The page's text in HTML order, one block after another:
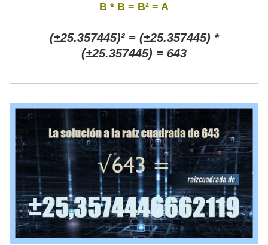
B * B = B² = A
(±25.357445)² = (±25.357445) *
(±25.357445) = 643